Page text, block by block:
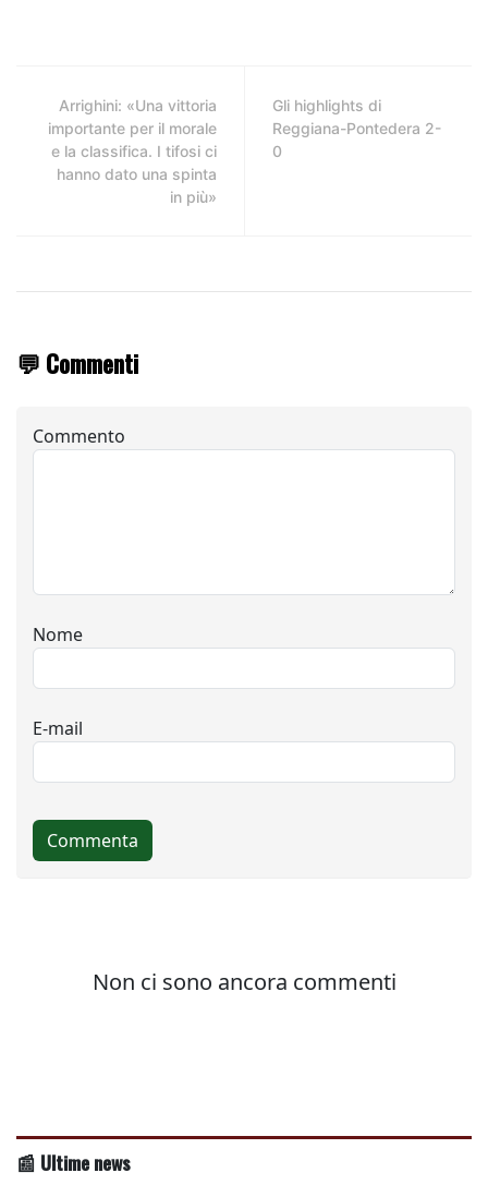
Arrighini: «Una vittoria
importante per il morale
e la classifica. I tifosi ci
hanno dato una spinta
in più»
Gli highlights di
Reggiana-Pontedera 2-
0
💬 Commenti
📰 Ultime news